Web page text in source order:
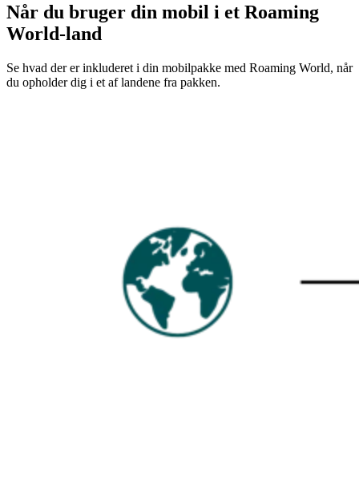
Når du bruger din mobil i et Roaming
World-land
Se hvad der er inkluderet i din mobilpakke med Roaming World, når
du opholder dig i et af landene fra pakken.